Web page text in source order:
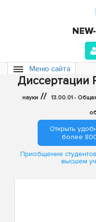
Меню сайта
Диссертации
науки // 13.00.01 -
Открыть
более
Приобщение
высшем